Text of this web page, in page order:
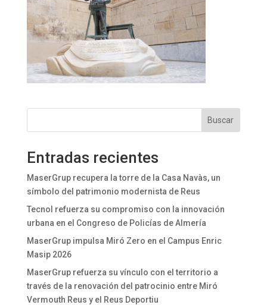
Buscar
Entradas recientes
MaserGrup recupera la torre de la Casa Navàs, un
símbolo del patrimonio modernista de Reus
Tecnol refuerza su compromiso con la innovación
urbana en el Congreso de Policías de Almería
MaserGrup impulsa Miró Zero en el Campus Enric
Masip 2026
MaserGrup refuerza su vínculo con el territorio a
través de la renovación del patrocinio entre Miró
Vermouth Reus y el Reus Deportiu